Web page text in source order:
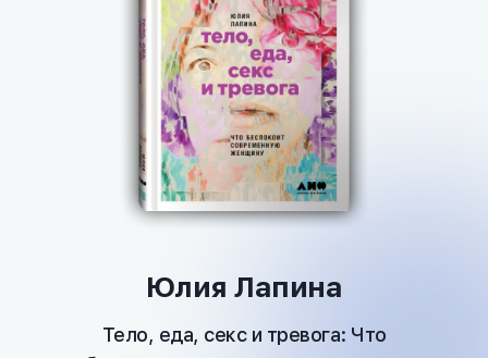
Юлия Лапина
Тело, еда, секс и тревога: Что